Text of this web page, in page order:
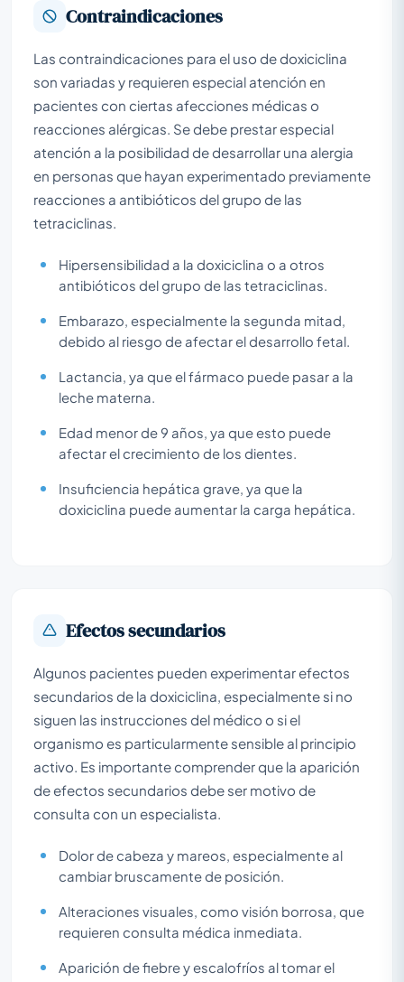
Contraindicaciones
Las contraindicaciones para el uso de doxiciclina
son variadas y requieren especial atención en
pacientes con ciertas afecciones médicas o
reacciones alérgicas. Se debe prestar especial
atención a la posibilidad de desarrollar una alergia
en personas que hayan experimentado previamente
reacciones a antibióticos del grupo de las
tetraciclinas.
Hipersensibilidad a la doxiciclina o a otros
antibióticos del grupo de las tetraciclinas.
Embarazo, especialmente la segunda mitad,
debido al riesgo de afectar el desarrollo fetal.
Lactancia, ya que el fármaco puede pasar a la
leche materna.
Edad menor de 9 años, ya que esto puede
afectar el crecimiento de los dientes.
Insuficiencia hepática grave, ya que la
doxiciclina puede aumentar la carga hepática.
Efectos secundarios
Algunos pacientes pueden experimentar efectos
secundarios de la doxiciclina, especialmente si no
siguen las instrucciones del médico o si el
organismo es particularmente sensible al principio
activo. Es importante comprender que la aparición
de efectos secundarios debe ser motivo de
consulta con un especialista.
Dolor de cabeza y mareos, especialmente al
cambiar bruscamente de posición.
Alteraciones visuales, como visión borrosa, que
requieren consulta médica inmediata.
Aparición de fiebre y escalofríos al tomar el